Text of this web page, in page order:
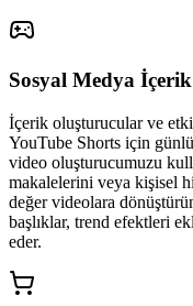
Sosyal Medya
İçerik oluşturucular ve
YouTube Shorts için
video oluşturucumuzu
makalelerini veya kişisel
değer videolara
başlıklar, trend efektleri
eder.